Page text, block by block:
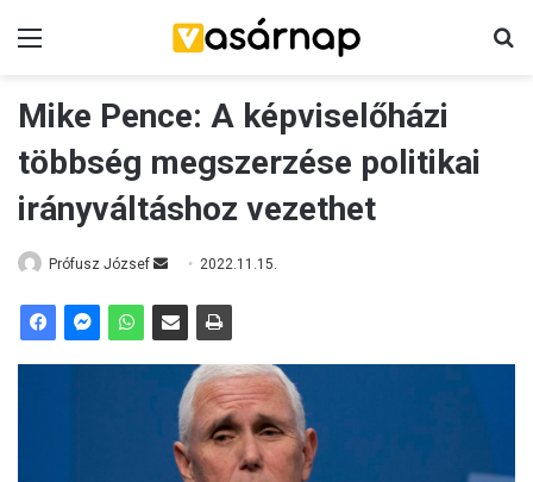
Mike Pence: A képviselőházi
többség megszerzése politikai
irányváltáshoz vezethet
Prófusz József
n
e
m
2022.11.15.